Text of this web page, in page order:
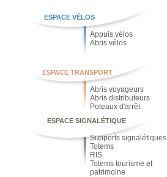
ESPACE VÉLOS
Appuis vélos
Abris vélos
ESPACE TRANSPORT
Abris voyageurs
Abris distributeurs
Poteaux d'arrêt
ESPACE SIGNALÉTIQUE
Supports signalétiques
Totems
RIS
Totems tourisme et
patrimoine